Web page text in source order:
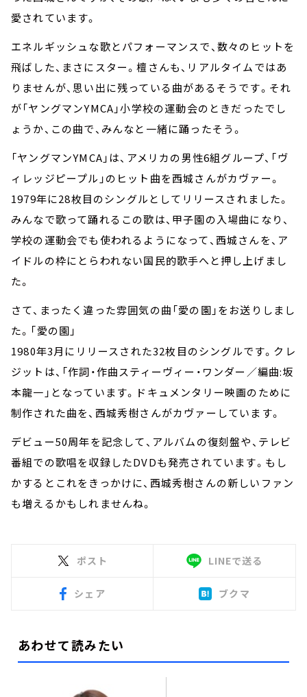
愛されています。
エネルギッシュな歌とパフォーマンスで、数々のヒットを
飛ばした、まさにスター。檀さんも、リアルタイムではあ
りませんが、思い出に残っている曲があるそうです。それ
が「ヤングマンYMCA」小学校の運動会のときだったでし
ょうか、この曲で、みんなと一緒に踊ったそう。
「ヤングマンYMCA」は、アメリカの男性6組グループ、「ヴ
ィレッジピープル」のヒット曲を西城さんがカヴァー。
1979年に28枚目のシングルとしてリリースされました。
みんなで歌って踊れるこの歌は、甲子園の入場曲になり、
学校の運動会でも使われるようになって、西城さんを、ア
イドルの枠にとらわれない国民的歌手へと押し上げまし
た。
さて、まったく違った雰囲気の曲「愛の園」をお送りしまし
た。「愛の園」
1980年3月にリリースされた32枚目のシングルです。クレ
ジットは、「作詞・作曲スティーヴィー・ワンダー／編曲:坂
本龍一」となっています。ドキュメンタリー映画のために
制作された曲を、西城秀樹さんがカヴァーしています。
デビュー50周年を記念して、アルバムの復刻盤や、テレビ
番組での歌唱を収録したDVDも発売されています。もし
かするとこれをきっかけに、西城秀樹さんの新しいファン
も増えるかもしれませんね。
ポスト LINEで送る
シェア ブクマ
あわせて読みたい